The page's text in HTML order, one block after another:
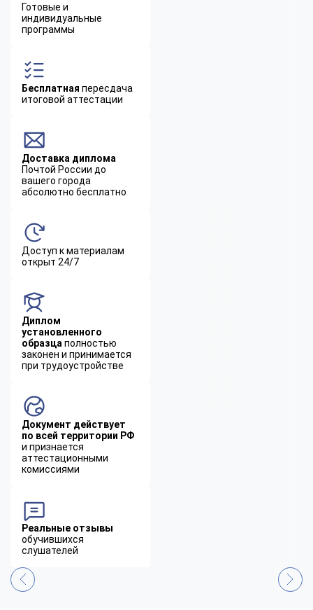
Готовые и
индивидуальные
программы
Бесплатная пересдача
итоговой аттестации
Доставка диплома
Почтой России до
вашего города
абсолютно бесплатно
Доступ к материалам
открыт 24/7
Диплом
установленного
образца полностью
законен и принимается
при трудоустройстве
Документ действует
по всей территории РФ
и признается
аттестационными
комиссиями
Реальные отзывы
обучившихся
слушателей